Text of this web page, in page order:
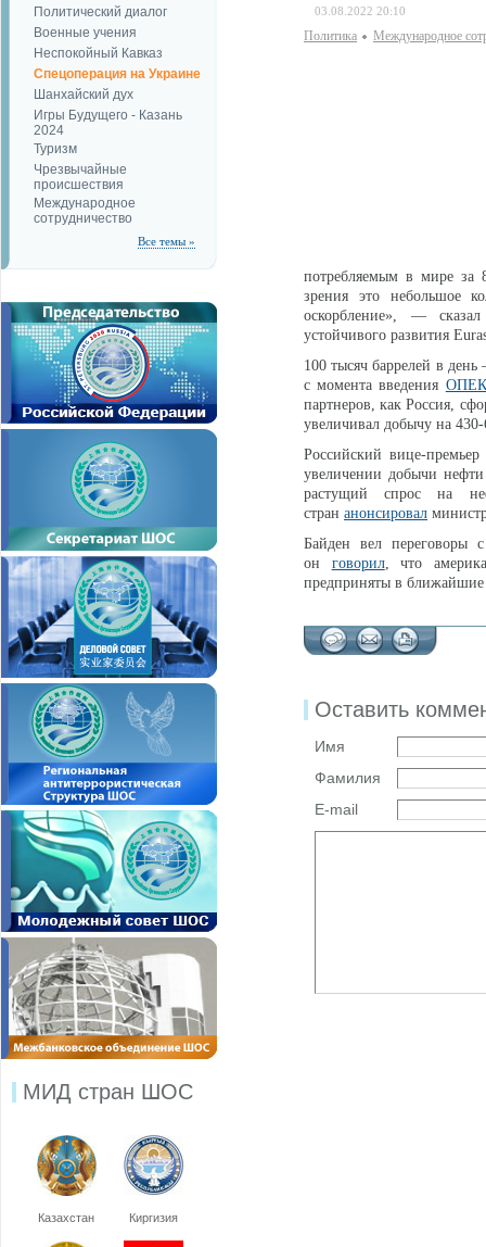
Политический диалог
Военные учения
Неспокойный Кавказ
Спецоперация на Украине
Шанхайский дух
Игры Будущего - Казань
2024
Туризм
Чрезвычайные
происшествия
Международное
сотрудничество
Все темы »
МИД стран ШОС
Казахстан Киргизия
03.08.2022 20:10
Политика Международное
потребляемым в мире за
зрения это небольшое
оскорбление», —
устойчивого развития
100 тысяч баррелей в
с момента введения ОПЕК
партнеров, как Россия,
увеличивал добычу на
Российский вице-премьер
увеличении добычи нефти
растущий спрос на
стран анонсировал
Байден вел переговоры
он говорил, что
предприняты в ближайшие
Оставить
Имя
Фамилия
E-mail